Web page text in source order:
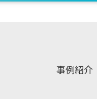
事例紹介